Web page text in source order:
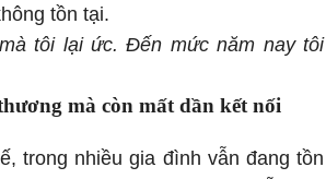
tồn tại.
tôi lại ức. Đến mức năm nay tôi
mà còn mất dần kết nối
trong nhiều gia đình vẫn đang tồn